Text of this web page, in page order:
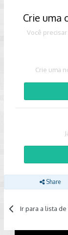
Crie uma
Você
Crie uma
Share
Ir para a lista